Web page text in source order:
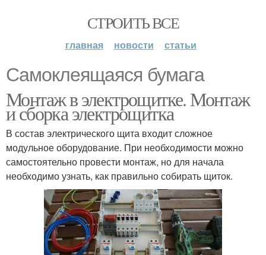
СТРОИТЬ ВСЕ
главная новости статьи
Самоклеящаяся бумага
Монтаж в электрощитке. Монтаж
и сборка электрощитка
В состав электрического щита входит сложное
модульное оборудование. При необходимости можно
самостоятельно провести монтаж, но для начала
необходимо узнать, как правильно собирать щиток.